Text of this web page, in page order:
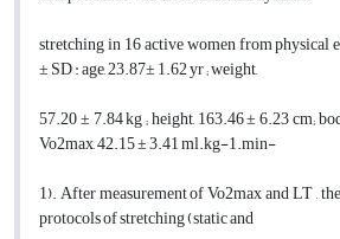
stretching in 16 active women from physical
± SD : age, 23.87± 1.62 yr ; weight,
57.20 ± 7.84 kg ; height, 163.46 ± 6.23 cm;
Vo2max, 42.15 ± 3.41 ml.kg-1.min-
1). After measurement of Vo2max and LT ,
protocols of stretching (static and